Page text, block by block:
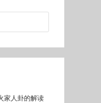
家人卦的解读